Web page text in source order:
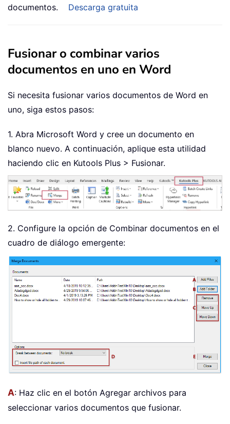
documentos.
Descarga gratuita
Fusionar o combinar varios
documentos en uno en Word
Si necesita fusionar varios documentos de Word en
uno, siga estos pasos:
1. Abra Microsoft Word y cree un documento en
blanco nuevo. A continuación, aplique esta utilidad
haciendo clic en Kutools Plus > Fusionar.
2. Configure la opción de Combinar documentos en el
cuadro de diálogo emergente:
A: Haz clic en el botón Agregar archivos para
seleccionar varios documentos que fusionar.